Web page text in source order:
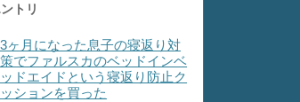
トリ
3ヶ月になった息子の寝返り対
策でファルスカのベッドインベ
ッドエイドという寝返り防止ク
ッションを買った